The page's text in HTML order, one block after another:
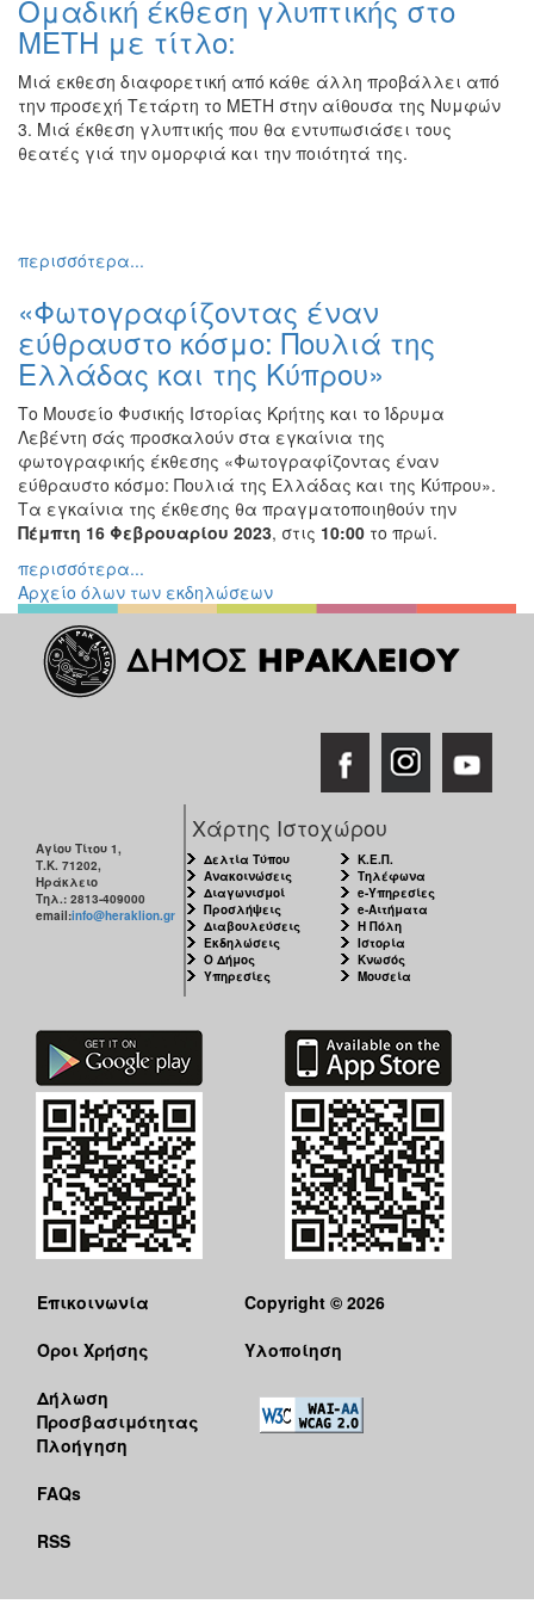
Ζωγραφική
Φωτογραφία
Τραγούδι
Μουσική
Κινηματογράφος
Παζάρι
Συνέδρια
Ημερίδες
-
Διημερίδες
Σεμινάρια-
Διαλέξεις-
Ομιλίες
Διάφορες
Εκθέσεις
Εκδηλώσεις
για
Παιδιά
Άλλες
Εκδηλώσεις
ΜΑΣ
ΔΗΜΟΣ
ΑΝΘΕΚΤΙΚΗ
Ομαδική έκθεση γλυπτικής στο
ΜΕΤΗ με τίτλο:
Μιά εκθεση διαφορετική από κάθε άλλη προβάλλει από
την προσεχή Τετάρτη το ΜΕΤΗ στην αίθουσα της Νυμφών
3. Μιά έκθεση γλυπτικής που θα εντυπωσιάσει τους
θεατές γιά την ομορφιά και την ποιότητά της.
περισσότερα...
«Φωτογραφίζοντας έναν
εύθραυστο κόσμο: Πουλιά της
Ελλάδας και της Κύπρου»
Το Μουσείο Φυσικής Ιστορίας Κρήτης και το Ίδρυμα
Λεβέντη σάς προσκαλούν στα εγκαίνια της
φωτογραφικής έκθεσης «Φωτογραφίζοντας έναν
εύθραυστο κόσμο: Πουλιά της Ελλάδας και της Κύπρου».
Τα εγκαίνια της έκθεσης θα πραγματοποιηθούν την
Πέμπτη 16 Φεβρουαρίου 2023, στις 10:00 το πρωί.
περισσότερα...
Αρχείο όλων των εκδηλώσεων
Αγίου Τίτου 1,
Τ.Κ. 71202,
Ηράκλειο
Τηλ.: 2813-409000
email:info@heraklion.gr
Χάρτης Ιστοχώρου
Δελτία Τύπου
Ανακοινώσεις
Διαγωνισμοί
Προσλήψεις
Διαβουλεύσεις
Εκδηλώσεις
Ο Δήμος
Υπηρεσίες
Κ.Ε.Π.
Τηλέφωνα
e-Υπηρεσίες
e-Αιτήματα
Η Πόλη
Ιστορία
Κνωσός
Μουσεία
Επικοινωνία
Όροι Χρήσης
Δήλωση
Προσβασιμότητας
Πλοήγηση
FAQs
RSS
Copyright © 2026
Υλοποίηση